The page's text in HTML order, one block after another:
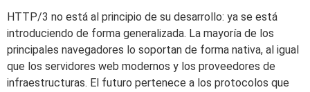
HTTP/3 no está al principio de su desarrollo: ya se está
introduciendo de forma generalizada. La mayoría de los
principales navegadores lo soportan de forma nativa, al igual
que los servidores web modernos y los proveedores de
infraestructuras. El futuro pertenece a los protocolos que